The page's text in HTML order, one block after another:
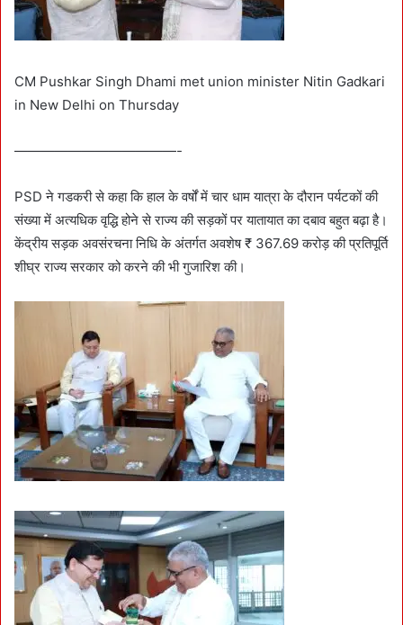
CM Pushkar Singh Dhami met union minister Nitin Gadkari
in New Delhi on Thursday
————————————-
PSD ने गडकरी से कहा कि हाल के वर्षों में चार धाम यात्रा के दौरान पर्यटकों की
संख्या में अत्यधिक वृद्धि होने से राज्य की सड़कों पर यातायात का दबाव बहुत बढ़ा है।
केंद्रीय सड़क अवसंरचना निधि के अंतर्गत अवशेष ₹ 367.69 करोड़ की प्रतिपूर्ति
शीघ्र राज्य सरकार को करने की भी गुजारिश की।